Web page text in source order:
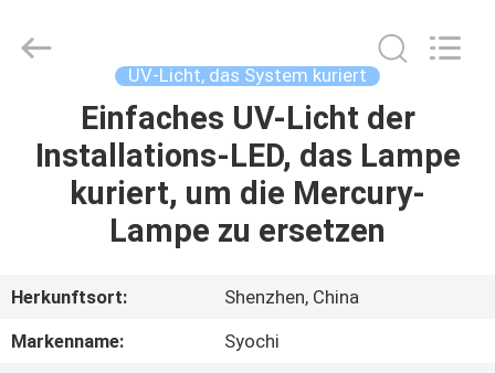
PRODUKTE
UNS
Electronics
UV-Licht, das System kuriert
Einfaches UV-Licht der
Installations-LED, das Lampe
kuriert, um die Mercury-
Lampe zu ersetzen
Herkunftsort:
Shenzhen, China
Markenname:
Syochi